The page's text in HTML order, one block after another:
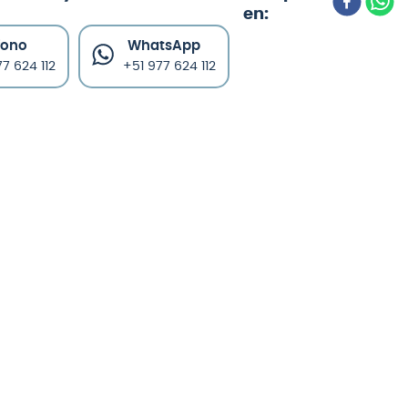
624 112
WhatsApp
+51 977 624 112